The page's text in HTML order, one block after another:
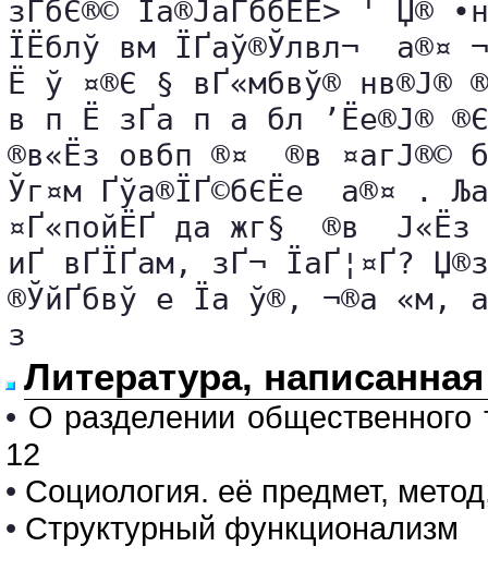
зҐбЄ®© Їа®ЈаҐббЁЁ> ' Џ®
ЇЁблў вм ЇҐаў®Ўлв­л¬ ­ а®¤
Ё ў ¤®Є § вҐ«мбвў® нв®Ј®
в п Ё зҐа­ п а бл ’Ёе®Ј®
®в«Ёз овбп ®¤­  ®в ¤агЈ®©
Ўг¤м Ґўа®ЇҐ©бЄЁе ­ а®¤ .
¤Ґ«пойЁҐ да ­жг§  ®в
иҐ вҐЇҐам, зҐ¬ ЇаҐ¦¤Ґ?
®ЎйҐбвў е Їа ў®, ¬®а «м,
з
Литература,
• О разделении
12
• Социология. её предмет,
• Структурный функционализм